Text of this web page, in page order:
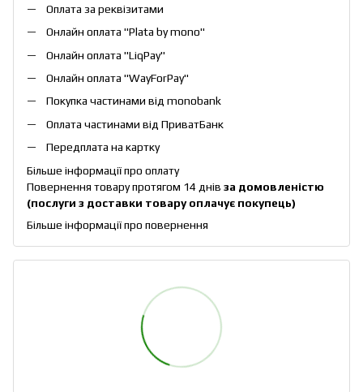
Оплата за реквізитами
Онлайн оплата "Plata by mono"
Онлайн оплата "LiqPay"
Онлайн оплата "WayForPay"
Покупка частинами від monobank
Оплата частинами від ПриватБанк
Передплата на картку
Більше інформації про оплату
Повернення товару протягом 14 днів за домовленістю
(послуги з доставки товару оплачує покупець)
Більше інформації про повернення